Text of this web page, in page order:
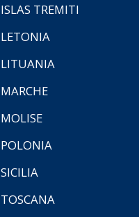
ISLAS TREMITI
LETONIA
LITUANIA
MARCHE
MOLISE
POLONIA
SICILIA
TOSCANA